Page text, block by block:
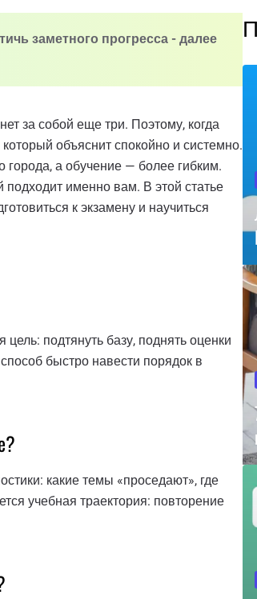
заметного прогресса - далее
за собой еще три. Поэтому, когда
объяснит спокойно и системно.
а обучение — более гибким.
именно вам. В этой статье
к экзамену и научиться
цель: подтянуть базу, поднять оценки
быстро навести порядок в
какие темы «проседают», где
учебная траектория: повторение